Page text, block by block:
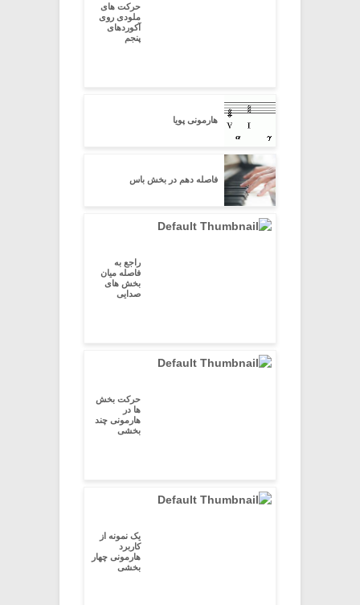
حرکت های
ملودی روی
آکوردهای
پنجم
هارمونی پویا
فاصله دهم در بخش باس
راجع به
فاصله میان
بخش های
صدایی
حرکت بخش
ها در
هارمونی چند
بخشی
یک نمونه از
کاربرد
هارمونی چهار
بخشی